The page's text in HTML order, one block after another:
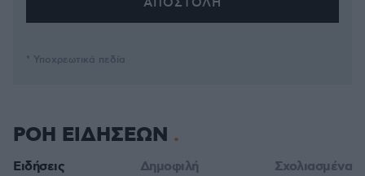
* Υποχρεωτικά πεδία
ΡΟΗ ΕΙΔΗΣΕΩΝ
Ειδήσεις Δημοφιλή Σχολιασμένα